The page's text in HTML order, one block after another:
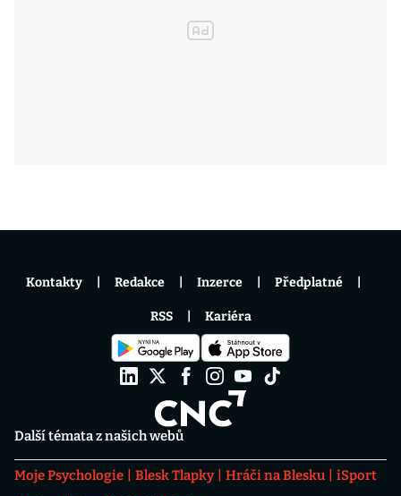
Další témata z našich webů
Moje Psychologie Blesk Tlapky Hráči na Blesku
iSport
Kontakty Redakce Inzerce Předplatné
RSS Kariéra